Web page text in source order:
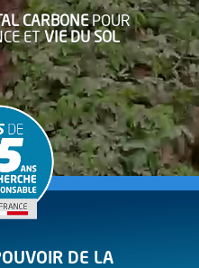
CARBONEPOUR
ETVIE DU SOL
DE LA